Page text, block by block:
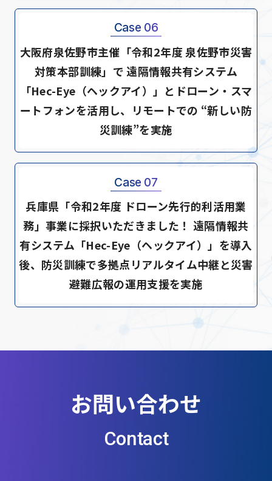
Case 06
大阪府泉佐野市主催「令和2年度 泉佐野市災害
対策本部訓練」で 遠隔情報共有システム
「Hec-Eye（ヘックアイ）」とドローン・スマ
ートフォンを活用し、リモートでの “新しい防
災訓練”を実施
Case 07
兵庫県「令和2年度 ドローン先行的利活用業
務」事業に採択いただきました！ 遠隔情報共
有システム「Hec-Eye（ヘックアイ）」を導入
後、防災訓練で多拠点リアルタイム中継と災害
避難広報の運用支援を実施
お問い合わせ
Contact